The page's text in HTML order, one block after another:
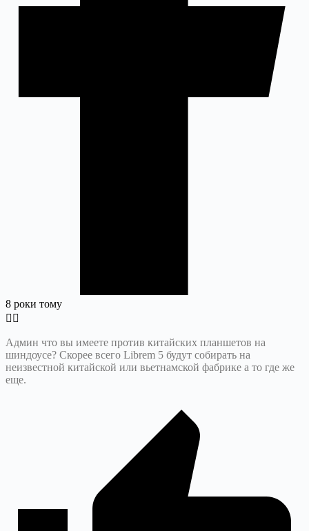
8 роки тому
Админ что вы имеете против китайских планшетов на
шиндоусе? Скорее всего Librem 5 будут собирать на
неизвестной китайской или вьетнамской фабрике а то где же
еще.